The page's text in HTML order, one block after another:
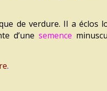
de verdure. Il a éclos
d’une semence
.